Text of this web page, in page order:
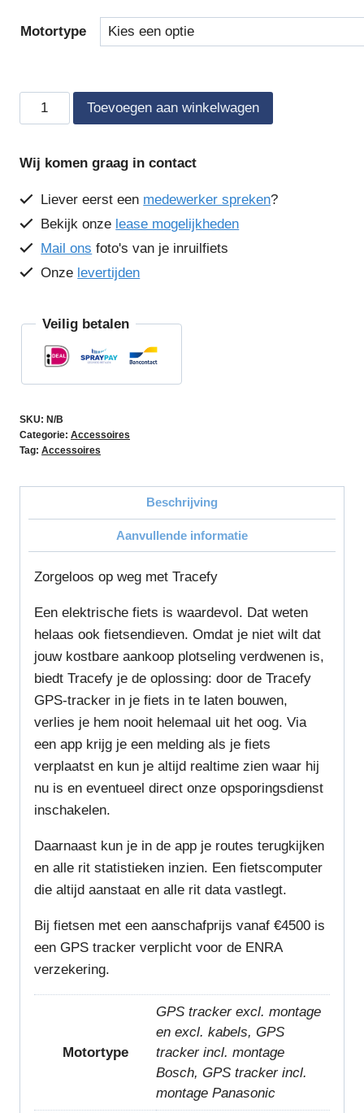
€ 350,00
Motortype
Tracefy
GPS
aantal
Toevoegen aan winkelwagen
Wij komen graag in contact
Liever eerst een medewerker spreken?
Bekijk onze lease mogelijkheden
Mail ons foto's van je inruilfiets
Onze levertijden
Veilig betalen
SKU: N/B
Categorie: Accessoires
Tag: Accessoires
Beschrijving
Aanvullende informatie
Zorgeloos op weg met Tracefy
Een elektrische fiets is waardevol. Dat weten
helaas ook fietsendieven. Omdat je niet wilt dat
jouw kostbare aankoop plotseling verdwenen is,
biedt Tracefy je de oplossing: door de Tracefy
GPS-tracker in je fiets in te laten bouwen,
verlies je hem nooit helemaal uit het oog. Via
een app krijg je een melding als je fiets
verplaatst en kun je altijd realtime zien waar hij
nu is en eventueel direct onze opsporingsdienst
inschakelen.
Daarnaast kun je in de app je routes terugkijken
en alle rit statistieken inzien. Een fietscomputer
die altijd aanstaat en alle rit data vastlegt.
Bij fietsen met een aanschafprijs vanaf €4500 is
een GPS tracker verplicht voor de ENRA
verzekering.
Motortype
GPS tracker excl. montage
en excl. kabels, GPS
tracker incl. montage
Bosch, GPS tracker incl.
montage Panasonic